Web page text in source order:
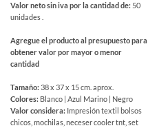
Valor neto sin iva por la cantidad de: 50
unidades .
Agregue el producto al presupuesto para
obtener valor por mayor o menor
cantidad
Tamaño:38 x 37 x 15 cm. aprox.
Colores: Blanco | Azul Marino | Negro
Valor considera: Impresión textil bolsos
chicos, mochilas, neceser cooler tnt, set